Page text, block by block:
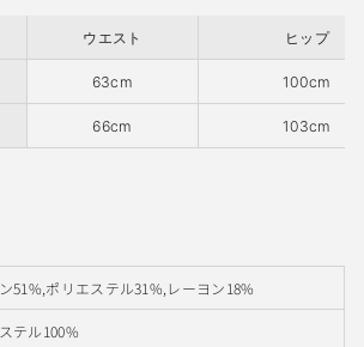
ウエスト ヒップ
63cm 100cm
66cm 103cm
51%,ポリエステル31%,レーヨン18%
テル100%